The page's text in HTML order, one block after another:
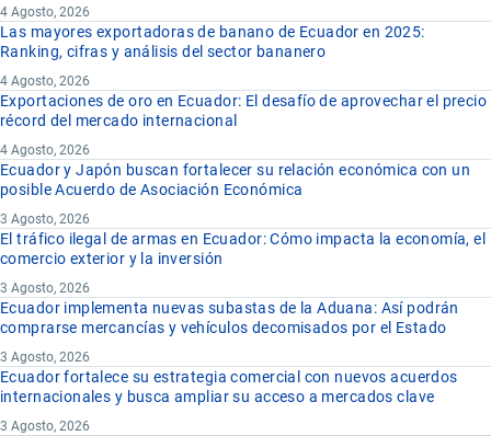
4 Agosto, 2026
Las mayores exportadoras de banano de Ecuador en 2025:
Ranking, cifras y análisis del sector bananero
4 Agosto, 2026
Exportaciones de oro en Ecuador: El desafío de aprovechar el precio
récord del mercado internacional
4 Agosto, 2026
Ecuador y Japón buscan fortalecer su relación económica con un
posible Acuerdo de Asociación Económica
3 Agosto, 2026
El tráfico ilegal de armas en Ecuador: Cómo impacta la economía, el
comercio exterior y la inversión
3 Agosto, 2026
Ecuador implementa nuevas subastas de la Aduana: Así podrán
comprarse mercancías y vehículos decomisados por el Estado
3 Agosto, 2026
Ecuador fortalece su estrategia comercial con nuevos acuerdos
internacionales y busca ampliar su acceso a mercados clave
3 Agosto, 2026